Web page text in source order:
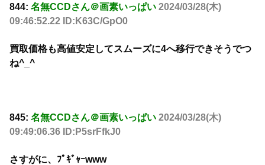
844: 名無CCDさん＠画素いっぱい 2024/03/28(木)
09:46:52.22 ID:K63C/GpO0
買取価格も高値安定してスムーズに4へ移行できそうでつ
ね^_^
845: 名無CCDさん＠画素いっぱい 2024/03/28(木)
09:49:06.36 ID:P5srFfkJ0
さすがに、ﾌﾟｷﾞｬｰwww